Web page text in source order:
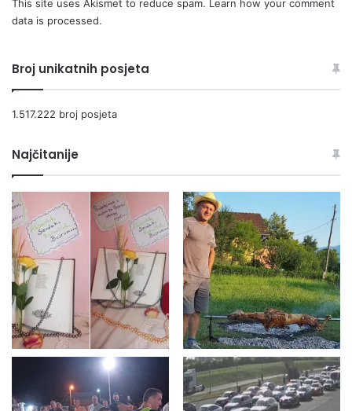
This site uses Akismet to reduce spam. Learn how your comment
data is processed.
Broj unikatnih posjeta
1.517.222 broj posjeta
Najčitanije